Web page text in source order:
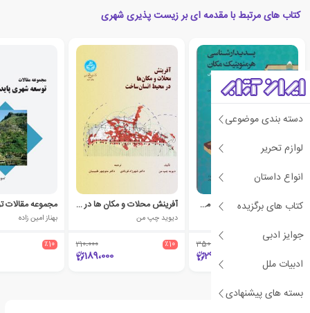
دسته بندی موضوعی
لوازم تحریر
انواع داستان
کتاب های برگزیده
جوایز ادبی
ادبیات ملل
بسته های پیشنهادی
کتاب های مرتبط با مقدمه ای بر زیست پذیری شهری
پدیدارشناسی هرمنویتیک مکان
٪15 350،000
297،500
آفرینش محلات و مکان ها در محیط انسان ساخت
دیوید چپ من
٪10 210،000
189،000
بهناز امین زاده
٪10